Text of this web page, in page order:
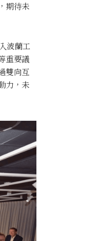
期待未
波蘭工
重要議
雙向互
力，未